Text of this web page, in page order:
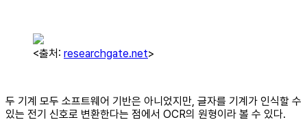
<출처: researchgate.net>
두 기계 모두 소프트웨어 기반은 아니었지만, 글자를 기계가 인식할 수
있는 전기 신호로 변환한다는 점에서 OCR의 원형이라 볼 수 있다.